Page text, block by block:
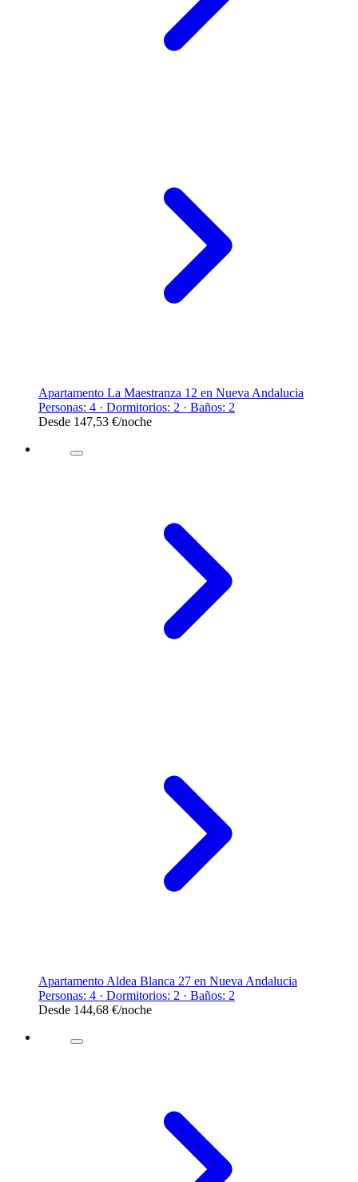
Apartamento La Maestranza 12 en Nueva Andalucia
Personas: 4 · Dormitorios: 2 · Baños: 2
Desde 147,53 €/noche
Apartamento Aldea Blanca 27 en Nueva Andalucia
Personas: 4 · Dormitorios: 2 · Baños: 2
Desde 144,68 €/noche